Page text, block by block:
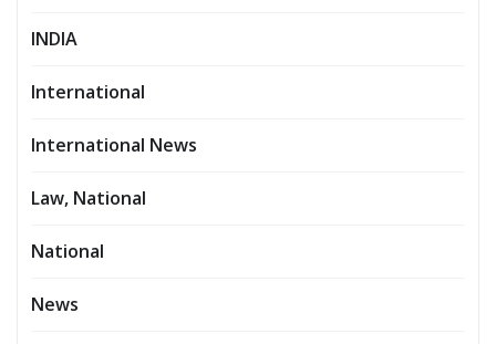
INDIA
International
International News
Law, National
National
News